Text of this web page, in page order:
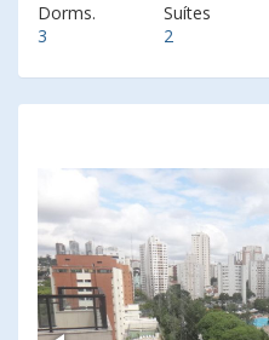
Dorms.
3
Suítes
2